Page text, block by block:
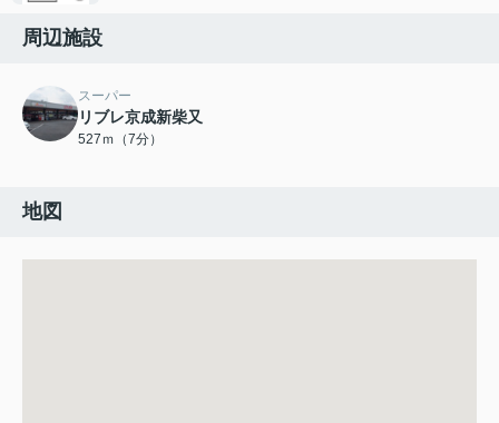
周辺施設
スーパー
リブレ京成新柴又
527ｍ（7分）
地図